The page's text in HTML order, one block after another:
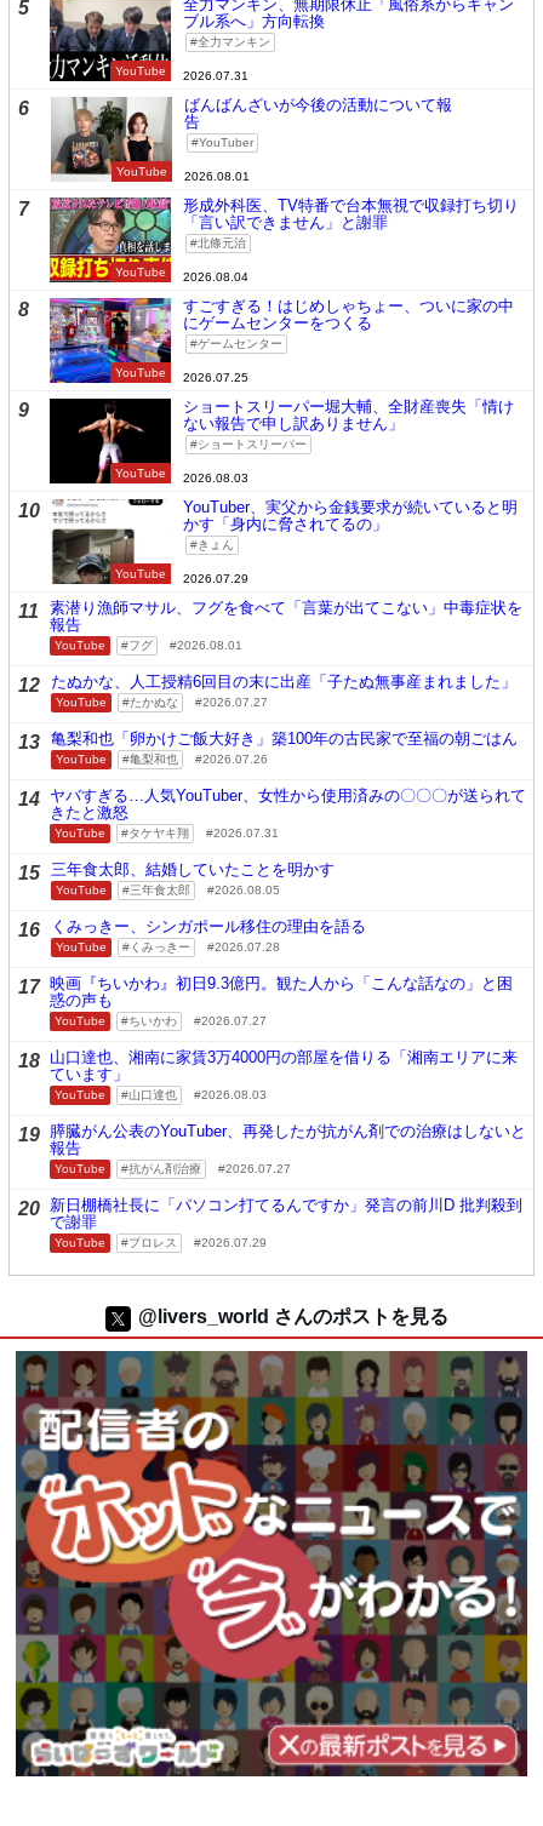
5
YouTube
全力マンキン、無期限休止「風俗系からギャン
ブル系へ」方向転換
全力マンキン
2026.07.31
6
YouTube
ばんばんざいが今後の活動について報
告
YouTuber
2026.08.01
7
YouTube
形成外科医、TV特番で台本無視で収録打ち切り
「言い訳できません」と謝罪
北條元治
2026.08.04
8
YouTube
すごすぎる！はじめしゃちょー、ついに家の中
にゲームセンターをつくる
ゲームセンター
2026.07.25
9
YouTube
ショートスリーパー堀大輔、全財産喪失「情け
ない報告で申し訳ありません」
ショートスリーパー
2026.08.03
10
YouTube
YouTuber、実父から金銭要求が続いていると明
かす「身内に脅されてるの」
きょん
2026.07.29
11
素潜り漁師マサル、フグを食べて「言葉が出てこない」中毒症状を
報告
YouTube フグ 2026.08.01
12 たぬかな、人工授精6回目の末に出産「子たぬ無事産まれました」
YouTube たかぬな 2026.07.27
13 亀梨和也「卵かけご飯大好き」築100年の古民家で至福の朝ごはん
YouTube 亀梨和也 2026.07.26
14 ヤバすぎる…人気YouTuber、女性から使用済みの〇〇〇が送られて
きたと激怒
YouTube タケヤキ翔 2026.07.31
15 三年食太郎、結婚していたことを明かす
YouTube 三年食太郎 2026.08.05
16 くみっきー、シンガポール移住の理由を語る
YouTube くみっきー 2026.07.28
17 映画『ちいかわ』初日9.3億円。観た人から「こんな話なの」と困
惑の声も
YouTube ちいかわ 2026.07.27
18 山口達也、湘南に家賃3万4000円の部屋を借りる「湘南エリアに来
ています」
YouTube 山口達也 2026.08.03
19 膵臓がん公表のYouTuber、再発したが抗がん剤での治療はしないと
報告
YouTube 抗がん剤治療 2026.07.27
20 新日棚橋社長に「パソコン打てるんですか」発言の前川D 批判殺到
で謝罪
YouTube プロレス 2026.07.29
@livers_world さんのポストを見る